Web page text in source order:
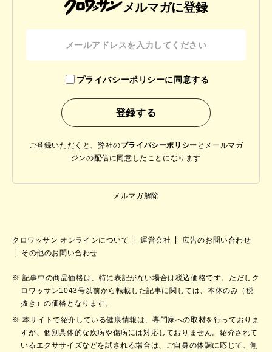
メルマガに登録
プライバシーポリシーに同意する
ご登録いただくと、弊社のプライバシーポリシー と メールマガ
ジンの配信に同意したことになります
メルマガ解除
クロワッサン オンラインについて 運営会社
広告のお問い合わせ
その他のお問い合わせ
記事中の商品価格は、特に表記がない場合は税込価格です。ただしク
ロワッサン1043号以前から転載した記事に関しては、本体のみ（税
抜き）の価格となります。
本サイトで紹介している健康情報は、専門家への取材を行っておりま
すが、個別具体的な疾病や傷病には対応しておりません。紹介されて
いるエクササイズなどを試される場合は、ご自身の体調に応じて、無